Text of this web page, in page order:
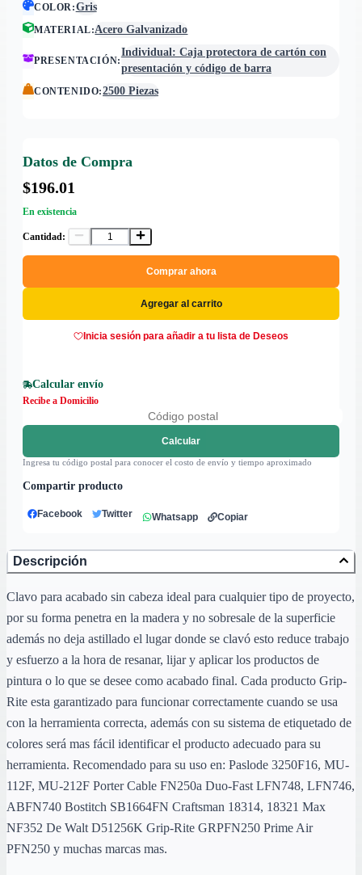
COLOR:Gris
MATERIAL:Acero Galvanizado
PRESENTACIÓN:
Individual: Caja protectora de cartón con
presentación y código de barra
CONTENIDO:2500 Piezas
Datos de Compra
$196.01
En existencia
Cantidad:
Comprar ahora
Agregar al carrito
Inicia sesión para añadir a tu lista de Deseos
Calcular envío
Recibe a Domicilio
Calcular
Ingresa tu código postal para conocer el costo de envío y tiempo aproximado
Compartir producto
Facebook Twitter Whatsapp Copiar
Descripción
Clavo para acabado sin cabeza ideal para cualquier tipo de proyecto,
por su forma penetra en la madera y no sobresale de la superficie
además no deja astillado el lugar donde se clavó esto reduce trabajo
y esfuerzo a la hora de resanar, lijar y aplicar los productos de
pintura o lo que se desee como acabado final. Cada producto Grip-
Rite esta garantizado para funcionar correctamente cuando se usa
con la herramienta correcta, además con su sistema de etiquetado de
colores será mas fácil identificar el producto adecuado para su
herramienta. Recomendado para su uso en: Paslode 3250F16, MU-
112F, MU-212F Porter Cable FN250a Duo-Fast LFN748, LFN746,
ABFN740 Bostitch SB1664FN Craftsman 18314, 18321 Max
NF352 De Walt D51256K Grip-Rite GRPFN250 Prime Air
PFN250 y muchas marcas mas.